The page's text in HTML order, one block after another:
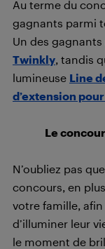
Au terme du
gagnants parmi
Un des gagnants
Twinkly, tandis
lumineuse Line
d’extension
Le
N’oubliez pas
concours, en
votre famille,
d’illuminer leur
le moment de